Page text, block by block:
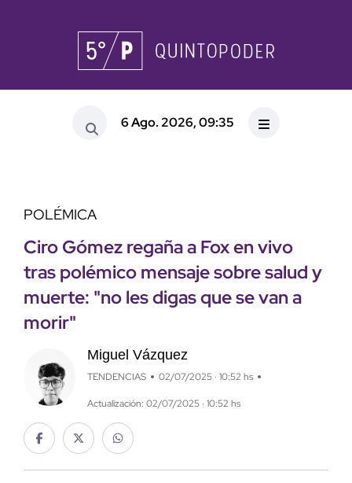
6 Ago. 2026, 09:35
POLÉMICA
Ciro Gómez regaña a Fox en vivo
tras polémico mensaje sobre salud y
muerte: "no les digas que se van a
morir"
Miguel Vázquez
TENDENCIAS 02/07/2025 · 10:52 hs
Actualización: 02/07/2025 · 10:52 hs